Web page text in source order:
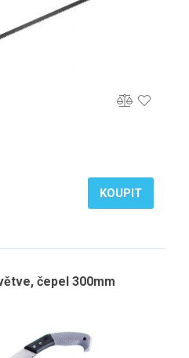
KOUPIT
čepel 300mm